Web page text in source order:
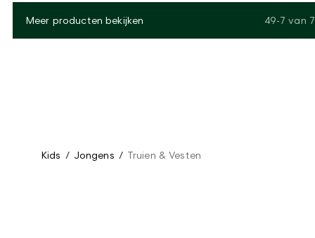
Meer producten bekijken 49-7 van 7
Kids / Jongens / Truien & Vesten